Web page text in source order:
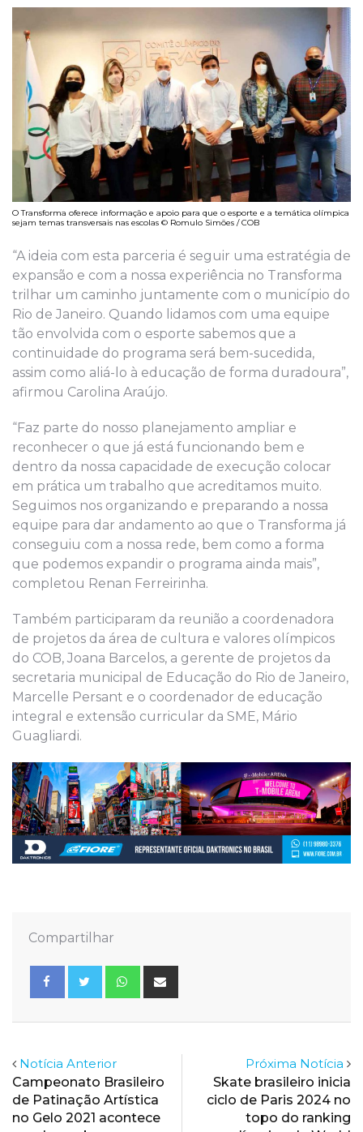
O Transforma oferece informação e apoio para que o esporte e a temática olímpica
sejam temas transversais nas escolas © Romulo Simões / COB
“A ideia com esta parceria é seguir uma estratégia de
expansão e com a nossa experiência no Transforma
trilhar um caminho juntamente com o município do
Rio de Janeiro. Quando lidamos com uma equipe
tão envolvida com o esporte sabemos que a
continuidade do programa será bem-sucedida,
assim como aliá-lo à educação de forma duradoura”,
afirmou Carolina Araújo.
“Faz parte do nosso planejamento ampliar e
reconhecer o que já está funcionando bem e
dentro da nossa capacidade de execução colocar
em prática um trabalho que acreditamos muito.
Seguimos nos organizando e preparando a nossa
equipe para dar andamento ao que o Transforma já
conseguiu com a nossa rede, bem como a forma
que podemos expandir o programa ainda mais”,
completou Renan Ferreirinha.
Também participaram da reunião a coordenadora
de projetos da área de cultura e valores olímpicos
do COB, Joana Barcelos, a gerente de projetos da
secretaria municipal de Educação do Rio de Janeiro,
Marcelle Persant e o coordenador de educação
integral e extensão curricular da SME, Mário
Guagliardi.
Compartilhar
Whatsapp
Notícia Anterior
Campeonato Brasileiro
de Patinação Artística
no Gelo 2021 acontece
Próxima Notícia
Skate brasileiro inicia
ciclo de Paris 2024 no
topo do ranking